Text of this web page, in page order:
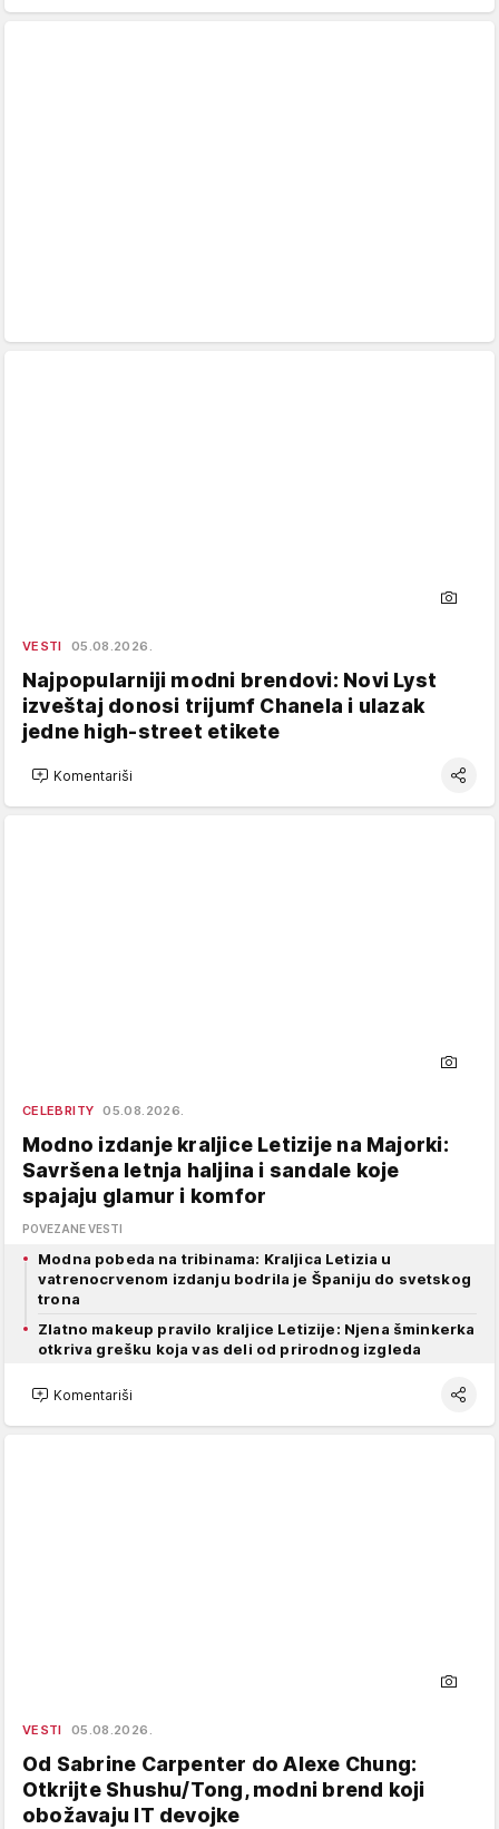
VESTI 05.08.2026.
Najpopularniji modni brendovi: Novi Lyst
izveštaj donosi trijumf Chanela i ulazak
jedne high-street etikete
Komentariši
CELEBRITY 05.08.2026.
Modno izdanje kraljice Letizije na Majorki:
Savršena letnja haljina i sandale koje
spajaju glamur i komfor
POVEZANE VESTI
Modna pobeda na tribinama: Kraljica Letizia u
vatrenocrvenom izdanju bodrila je Španiju do svetskog
trona
Zlatno makeup pravilo kraljice Letizije: Njena šminkerka
otkriva grešku koja vas deli od prirodnog izgleda
Komentariši
VESTI 05.08.2026.
Od Sabrine Carpenter do Alexe Chung:
Otkrijte Shushu/Tong, modni brend koji
obožavaju IT devojke